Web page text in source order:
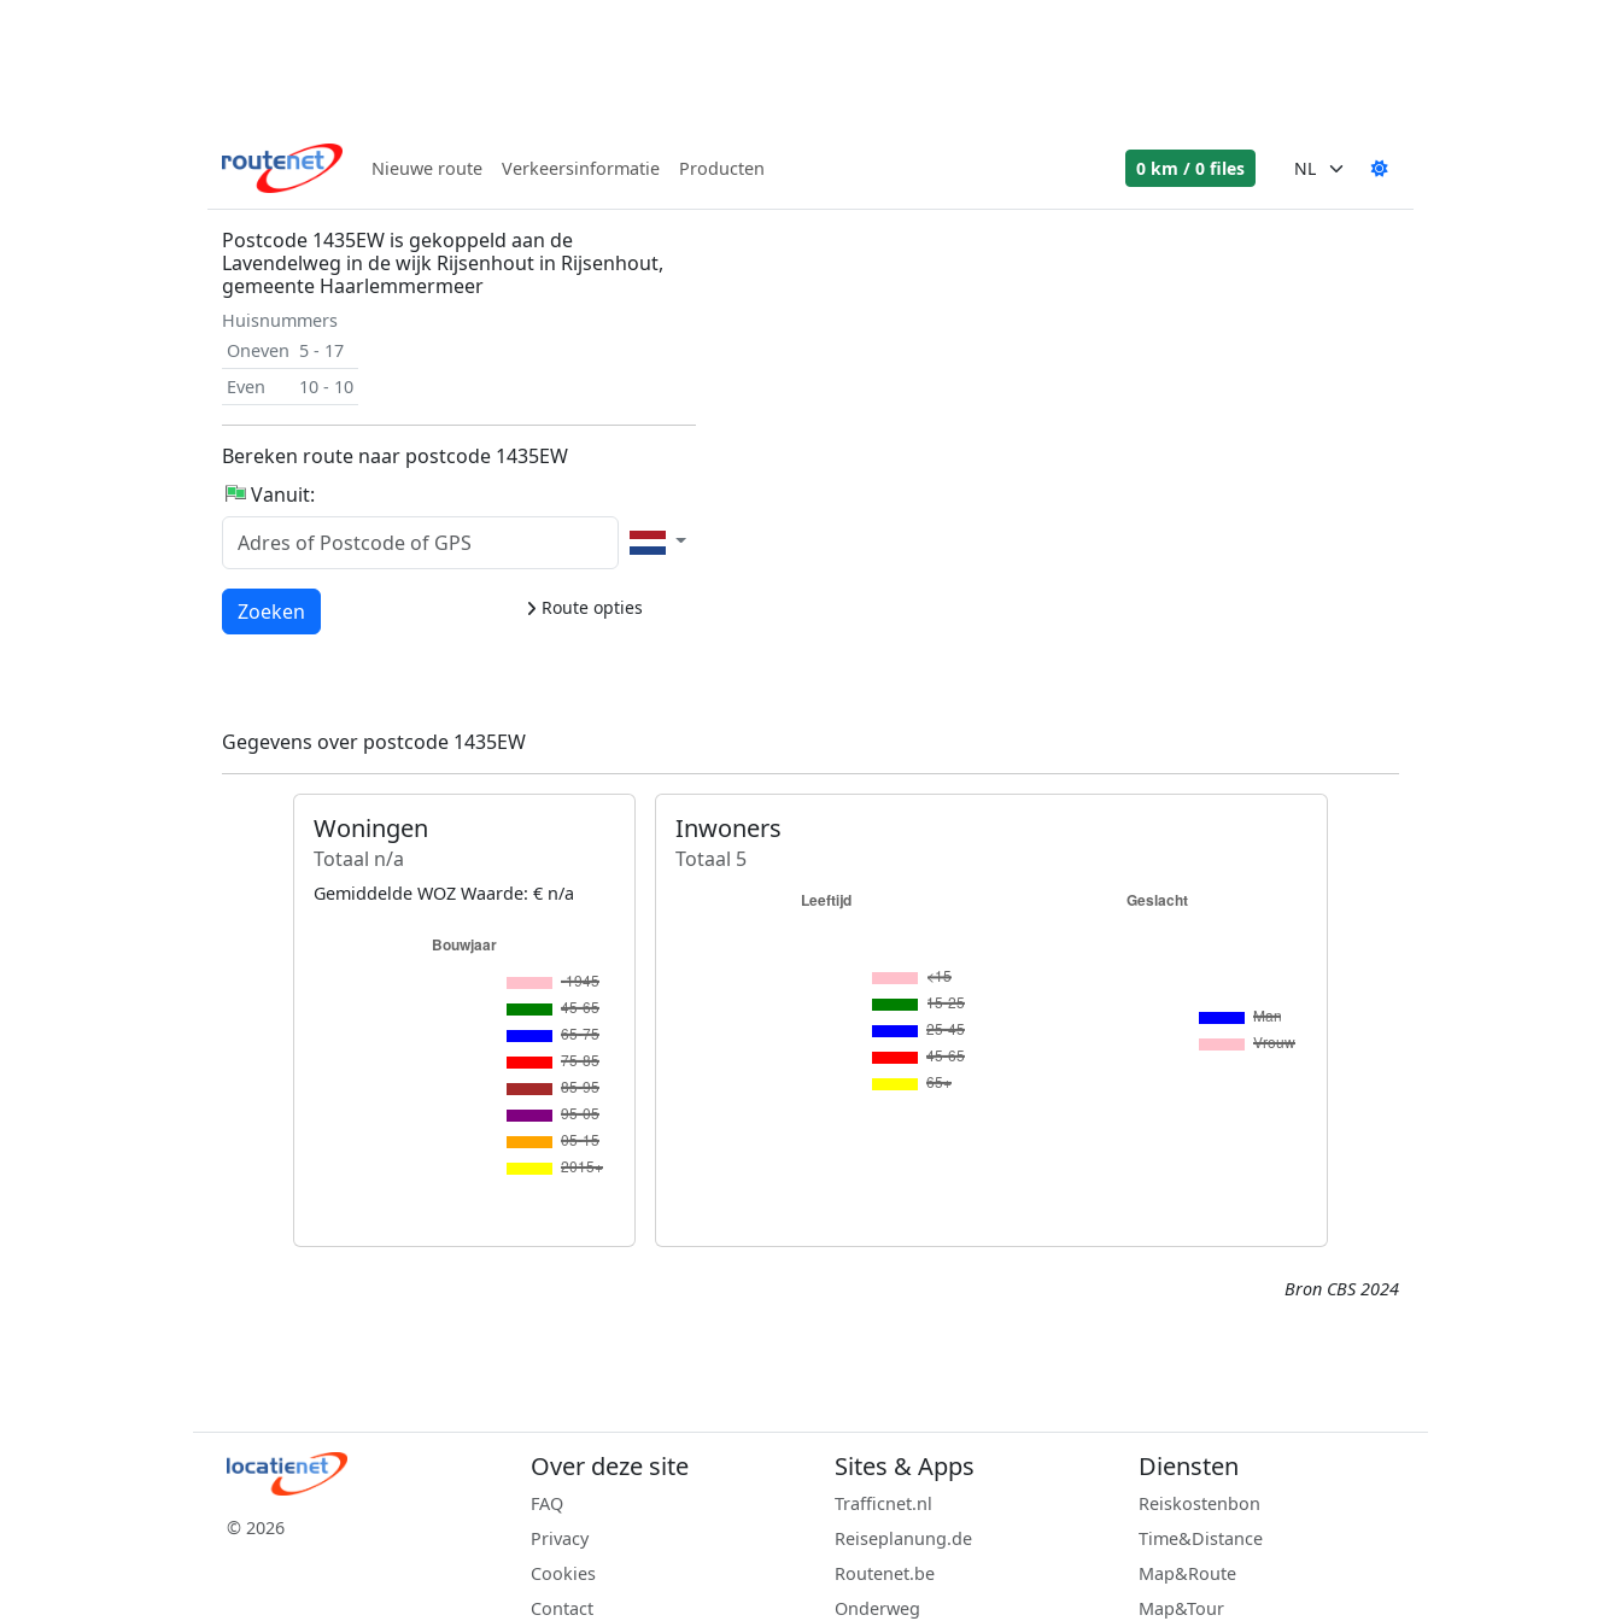
Nieuwe route Verkeersinformatie Producten 0 km / 0 files
Postcode 1435EW is gekoppeld aan de
Lavendelweg in de wijk Rijsenhout in Rijsenhout,
gemeente Haarlemmermeer
Huisnummers
Oneven 5 - 17
Even
10 - 10
Bereken route naar postcode 1435EW
Vanuit:
Route opties
Laden...
Zoeken
Gegevens over postcode 1435EW
Woningen
Totaal n/a
Gemiddelde WOZ Waarde: € n/a
Inwoners
Totaal 5
Bron CBS 2024
© 2026
Over deze site
FAQ
Privacy
Cookies
Contact
Sites & Apps
Trafficnet.nl
Reiseplanung.de
Routenet.be
Onderweg
Diensten
Reiskostenbon
Time&Distance
Map&Route
Map&Tour